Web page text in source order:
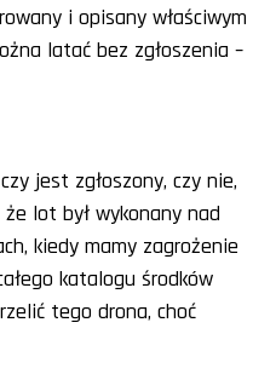
i opisany właściwym
latać bez zgłoszenia –
jest zgłoszony, czy nie,
lot był wykonany nad
kiedy mamy zagrożenie
katalogu środków
tego drona, choć